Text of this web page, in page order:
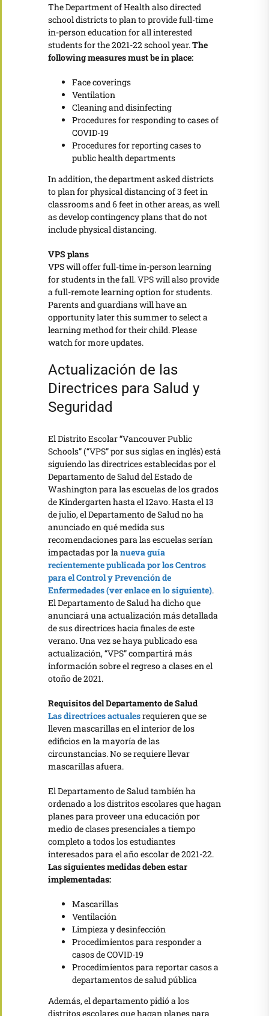
The Department of Health also directed
school districts to plan to provide full-time
in-person education for all interested
students for the 2021-22 school year.The
following measures must be in place:
Face coverings
Ventilation
Cleaning and disinfecting
Procedures for responding to cases of
COVID-19
Procedures for reporting cases to
public health departments
In addition, the department asked districts
to plan for physical distancing of 3 feet in
classrooms and 6 feet in other areas, as well
as develop contingency plans that do not
include physical distancing.
VPS plans
VPS will offer full-time in-person learning
for students in the fall. VPS will also provide
a full-remote learning option for students.
Parents and guardians will have an
opportunity later this summer to select a
learning method for their child. Please
watch for more updates.
Actualización de las
Directrices para Salud y
Seguridad
El Distrito Escolar “Vancouver Public
Schools” (“VPS” por sus siglas en inglés) está
siguiendo las directrices establecidas por el
Departamento de Salud del Estado de
Washington para las escuelas de los grados
de Kindergarten hasta el 12avo. Hasta el 13
de julio, el Departamento de Salud no ha
anunciado en qué medida sus
recomendaciones para las escuelas serían
impactadas por lanueva guía
recientemente publicada por los Centros
para el Control y Prevención de
Enfermedades (ver enlace en lo siguiente).
El Departamento de Salud ha dicho que
anunciará una actualización más detallada
de sus directrices hacia finales de este
verano. Una vez se haya publicado esa
actualización, “VPS” compartirá más
información sobre el regreso a clases en el
otoño de 2021.
Requisitos del Departamento de Salud
Las directrices actualesrequieren que se
lleven mascarillas en el interior de los
edificios en la mayoría de las
circunstancias. No se requiere llevar
mascarillas afuera.
El Departamento de Salud también ha
ordenado a los distritos escolares que hagan
planes para proveer una educación por
medio de clases presenciales a tiempo
completo a todos los estudiantes
interesados para el año escolar de 2021-22.
Las siguientes medidas deben estar
implementadas:
Mascarillas
Ventilación
Limpieza y desinfección
Procedimientos para responder a
casos de COVID-19
Procedimientos para reportar casos a
departamentos de salud pública
Además, el departamento pidió a los
distritos escolares que hagan planes para